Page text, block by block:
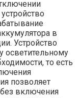
в
Устройство
осветительному
то есть
позволяет
включения